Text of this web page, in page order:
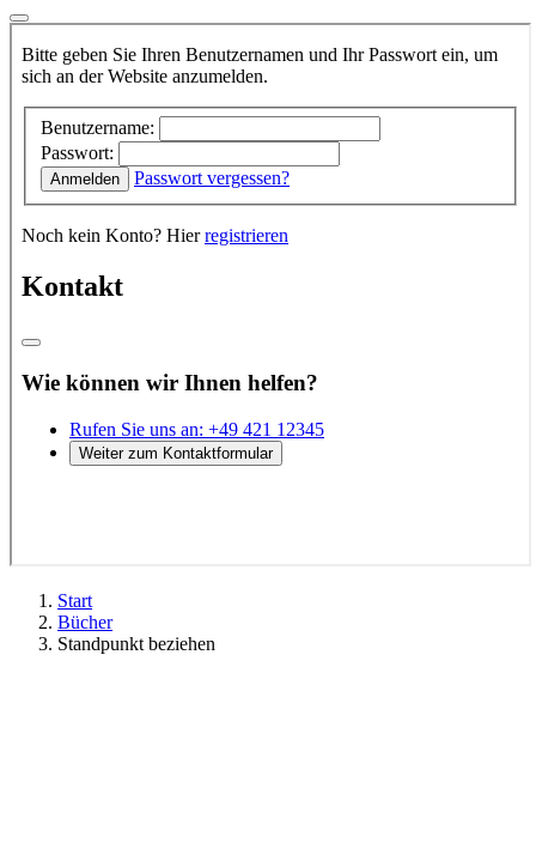
Start
Bücher
Standpunkt beziehen